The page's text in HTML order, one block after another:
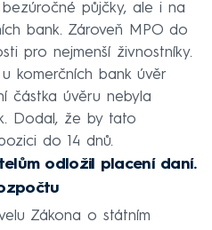
půjčky, ale i na
bank. Zároveň MPO do
pro nejmenší živnostníky.
komerčních bank úvěr
částka úvěru nebyla
Dodal, že by tato
do 14 dnů.
odložil placení daní.
Zákona o státním